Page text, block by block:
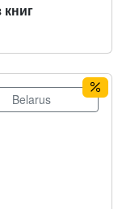
Belarus